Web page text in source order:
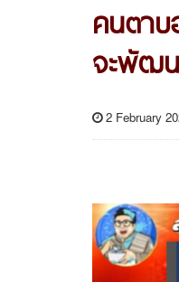
คนตาบ
จะพัฒน
2 February